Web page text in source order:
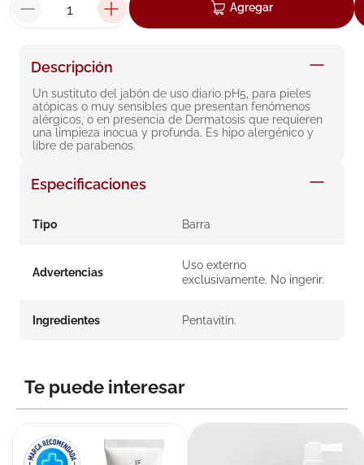
Agregar
Descripción
Un sustituto del jabón de uso diario pH5, para pieles
atópicas o muy sensibles que presentan fenómenos
alérgicos, o en presencia de Dermatosis que requieren
una limpieza inocua y profunda. Es hipo alergénico y
libre de parabenos.
Especificaciones
Tipo Barra
Advertencias
Uso externo
exclusivamente. No ingerir.
Ingredientes Pentavitín.
Te puede interesar
cerave
7. isdin
8. roche posay
9. nivea
pañales